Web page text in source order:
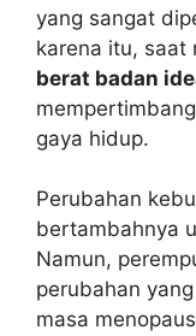
yang sangat
karena itu, saat
berat badan
gaya hidup.
Perubahan
bertambahnya
Namun,
perubahan
masa